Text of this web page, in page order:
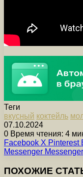
Теги
вкусный коктейль
07.10.2024
0 Время чтения: 4
Facebook X Pinterest
Messenger Messenger
ПОХОЖИЕ